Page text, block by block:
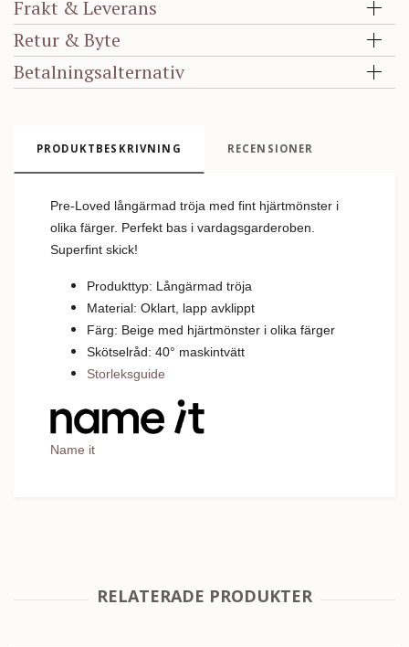
Frakt & Leverans
Retur & Byte
Betalningsalternativ
PRODUKTBESKRIVNING RECENSIONER
Pre-Loved långärmad tröja med fint hjärtmönster i
olika färger. Perfekt bas i vardagsgarderoben.
Superfint skick!
Produkttyp: Långärmad tröja
Material: Oklart, lapp avklippt
Färg: Beige med hjärtmönster i olika färger
Skötselråd: 40° maskintvätt
Storleksguide
Name it